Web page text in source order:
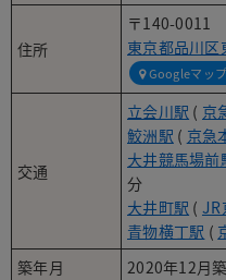
住所
〒140-0011
東京都品川
Googleマッ
交通
立会川駅 ( 京
鮫洲駅 ( 京急
大井競馬場前
分
大井町駅 ( JR
青物横丁駅 (
築年月
2020年12月築